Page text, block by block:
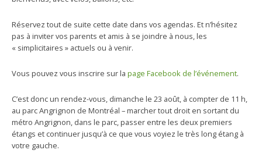
Réservez tout de suite cette date dans vos agendas. Et n’hésitez
pas à inviter vos parents et amis à se joindre à nous, les
« simplicitaires » actuels ou à venir.
Vous pouvez vous inscrire sur la page Facebook de l’événement.
C’est donc un rendez-vous, dimanche le 23 août, à compter de 11 h,
au parc Angrignon de Montréal – marcher tout droit en sortant du
métro Angrignon, dans le parc, passer entre les deux premiers
étangs et continuer jusqu’à ce que vous voyiez le très long étang à
votre gauche.